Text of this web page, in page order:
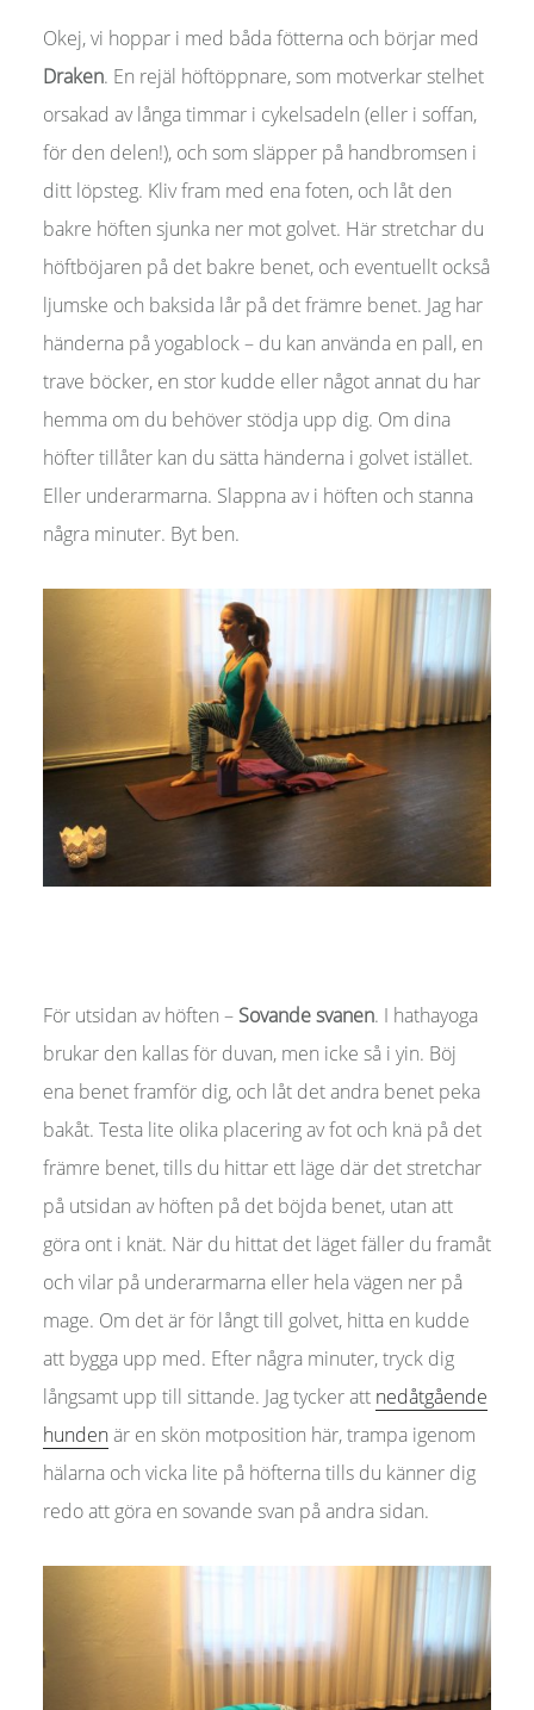
Okej, vi hoppar i med båda fötterna och börjar med
Draken. En rejäl höftöppnare, som motverkar stelhet
orsakad av långa timmar i cykelsadeln (eller i soffan,
för den delen!), och som släpper på handbromsen i
ditt löpsteg. Kliv fram med ena foten, och låt den
bakre höften sjunka ner mot golvet. Här stretchar du
höftböjaren på det bakre benet, och eventuellt också
ljumske och baksida lår på det främre benet. Jag har
händerna på yogablock – du kan använda en pall, en
trave böcker, en stor kudde eller något annat du har
hemma om du behöver stödja upp dig. Om dina
höfter tillåter kan du sätta händerna i golvet istället.
Eller underarmarna. Slappna av i höften och stanna
några minuter. Byt ben.
För utsidan av höften – Sovande svanen. I hathayoga
brukar den kallas för duvan, men icke så i yin. Böj
ena benet framför dig, och låt det andra benet peka
bakåt. Testa lite olika placering av fot och knä på det
främre benet, tills du hittar ett läge där det stretchar
på utsidan av höften på det böjda benet, utan att
göra ont i knät. När du hittat det läget fäller du framåt
och vilar på underarmarna eller hela vägen ner på
mage. Om det är för långt till golvet, hitta en kudde
att bygga upp med. Efter några minuter, tryck dig
långsamt upp till sittande. Jag tycker att nedåtgående
hundenär en skön motposition här, trampa igenom
hälarna och vicka lite på höfterna tills du känner dig
redo att göra en sovande svan på andra sidan.